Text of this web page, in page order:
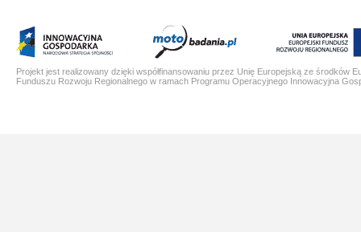
Projekt jest realizowany dzięki współfinansowaniu przez Unię Europejską ze środków
Funduszu Rozwoju Regionalnego w ramach Programu Operacyjnego Innowacyjna